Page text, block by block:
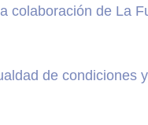
colaboración de La
de condiciones